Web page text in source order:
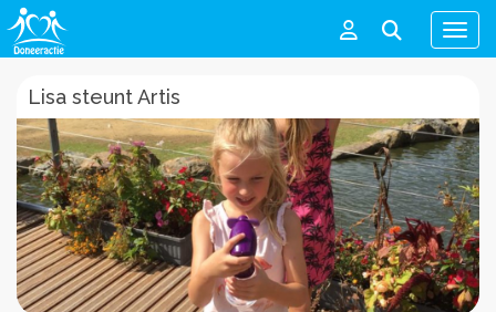
Menu
Lisa steunt Artis